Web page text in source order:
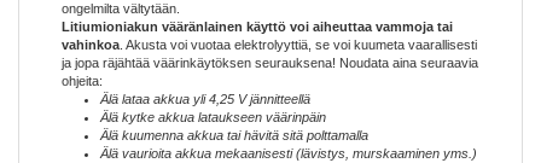
ongelmilta vältytään.
Litiumioniakun vääränlainen käyttö voi aiheuttaa vammoja tai
vahinkoa. Akusta voi vuotaa elektrolyyttiä, se voi kuumeta vaarallisesti
ja jopa räjähtää väärinkäytöksen seurauksena! Noudata aina seuraavia
ohjeita:
Älä lataa akkua yli 4,25 V jännitteellä
Älä kytke akkua lataukseen väärinpäin
Älä kuumenna akkua tai hävitä sitä polttamalla
Älä vaurioita akkua mekaanisesti (lävistys, murskaaminen yms.)